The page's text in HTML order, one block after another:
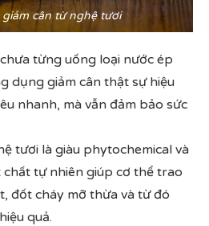
cân từ nghệ tươi
từng uống loại nước ép
dụng giảm cân thật sự hiệu
nhanh, mà vẫn đảm bảo sức
tươi là giàu phytochemical và
tự nhiên giúp cơ thể trao
đốt cháy mỡ thừa và từ đó
quả.